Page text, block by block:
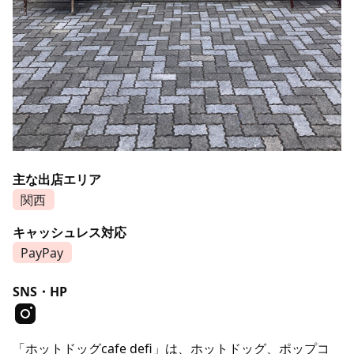
主な出店エリア
関西
キャッシュレス対応
PayPay
SNS・HP
「ホットドッグcafe defi」は、ホットドッグ、ポップコ